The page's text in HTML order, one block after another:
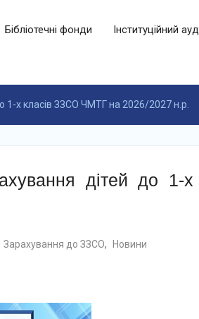
Бібліотечні фонди Інституційний
1-х класів ЗЗСО ЧМТГ на 2026/2027 н.р.
дітей до 1-х
Зарахування до ЗЗСО, Новини